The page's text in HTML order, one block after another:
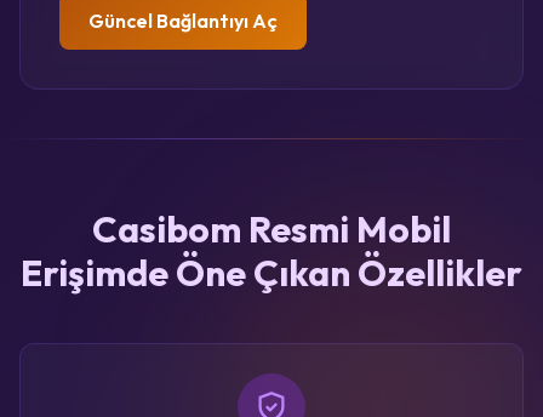
Güncel Bağlantıyı Aç
Casibom Resmi Mobil
Erişimde Öne Çıkan Özellikler